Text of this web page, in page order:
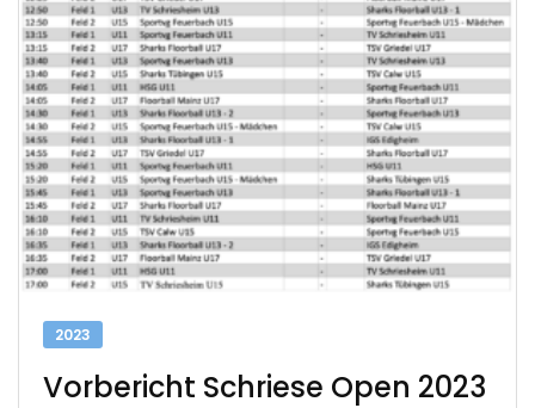
2023
Vorbericht Schriese Open 2023